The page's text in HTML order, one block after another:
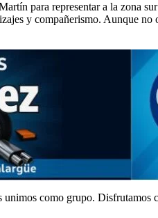
para representar a la zona
y compañerismo. Aunque
como grupo.